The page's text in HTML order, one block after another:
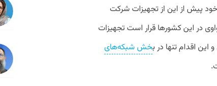
آمریکا و انگلستان هردو در زیرساخت‌های شبکه 5G خود پیش از این از تجهیزات شرکت
در این کشورها قرار است تجهیزات
اقدام تنها در بخش شبکه‌های